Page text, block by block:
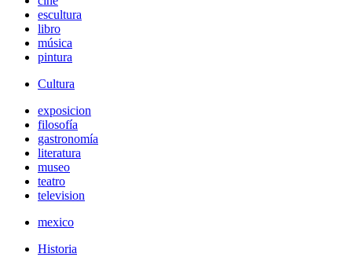
escultura
libro
música
pintura
Cultura
exposicion
filosofía
gastronomía
literatura
museo
teatro
television
mexico
Historia